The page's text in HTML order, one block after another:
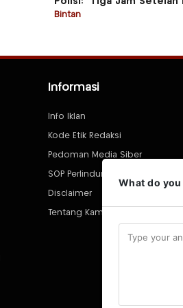
Bintan
Informasi
Info Iklan
Kode Etik Redaksi
Pedoman Media Siber
SOP Perlindungan Wartawan
Disclaimer
Tentang Kami
What do